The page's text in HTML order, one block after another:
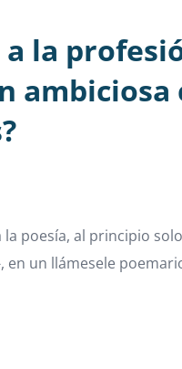
a la
poesía, al principio
un llámesele